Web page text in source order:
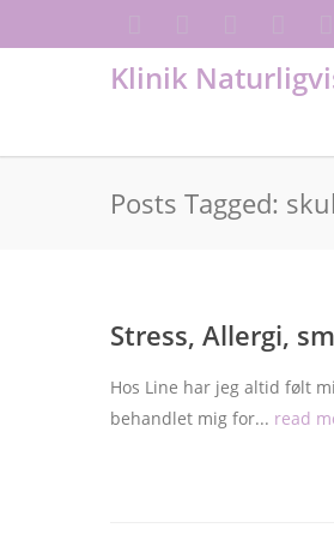
Klinik
Posts Tagged:
Stress, Allergi,
Hos Line har jeg altid følt
behandlet mig for... read